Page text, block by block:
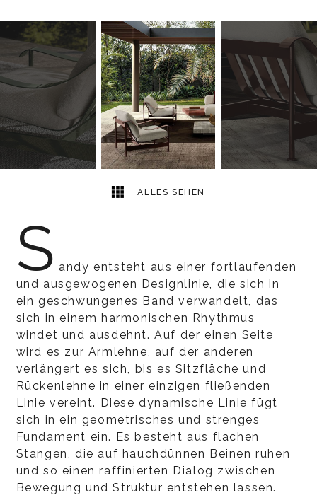
ALLES SEHEN
2
S andy entsteht aus einer fortlaufenden
und ausgewogenen Designlinie, die sich in
ein geschwungenes Band verwandelt, das
sich in einem harmonischen Rhythmus
windet und ausdehnt. Auf der einen Seite
wird es zur Armlehne, auf der anderen
verlängert es sich, bis es Sitzfläche und
Rückenlehne in einer einzigen fließenden
Linie vereint. Diese dynamische Linie fügt
sich in ein geometrisches und strenges
Fundament ein. Es besteht aus flachen
Stangen, die auf hauchdünnen Beinen ruhen
und so einen raffinierten Dialog zwischen
Bewegung und Struktur entstehen lassen.